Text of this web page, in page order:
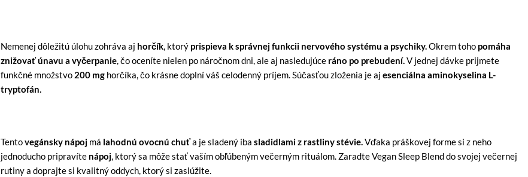
Nemenej dôležitú úlohu zohráva aj horčík, ktorý prispieva k správnej funkcii nervového systému a psychiky.Okrem toho pomáha
znižovať únavu a vyčerpanie, čo oceníte nielen po náročnom dni, ale aj nasledujúce ráno po prebudení.V jednej dávke prijmete
funkčné množstvo 200 mg horčíka, čo krásne doplní váš celodenný príjem. Súčasťou zloženia je aj esenciálna aminokyselina L-
tryptofán.
Tentovegánsky nápoj má lahodnú ovocnú chuťa je sladený iba sladidlami z rastliny stévie.Vďaka práškovej forme si z neho
jednoducho pripravíte nápoj, ktorý sa môže stať vaším obľúbeným večerným rituálom. Zaradte Vegan Sleep Blend do svojej večernej
rutiny a doprajte si kvalitný oddych, ktorý si zaslúžite.